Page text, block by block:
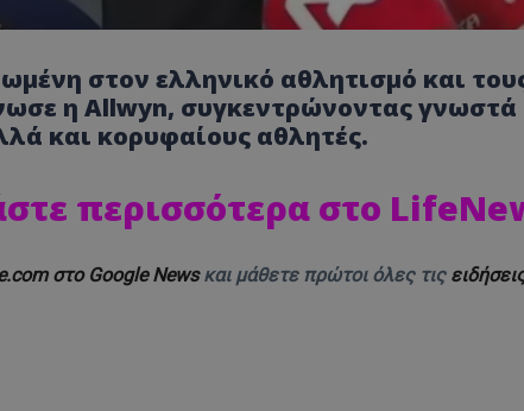
στον ελληνικό αθλητισμό και
η Allwyn, συγκεντρώνοντας
και κορυφαίους αθλητές.
περισσότερα στο
στο Google Newsκαι μάθετε πρώτοι όλες τις